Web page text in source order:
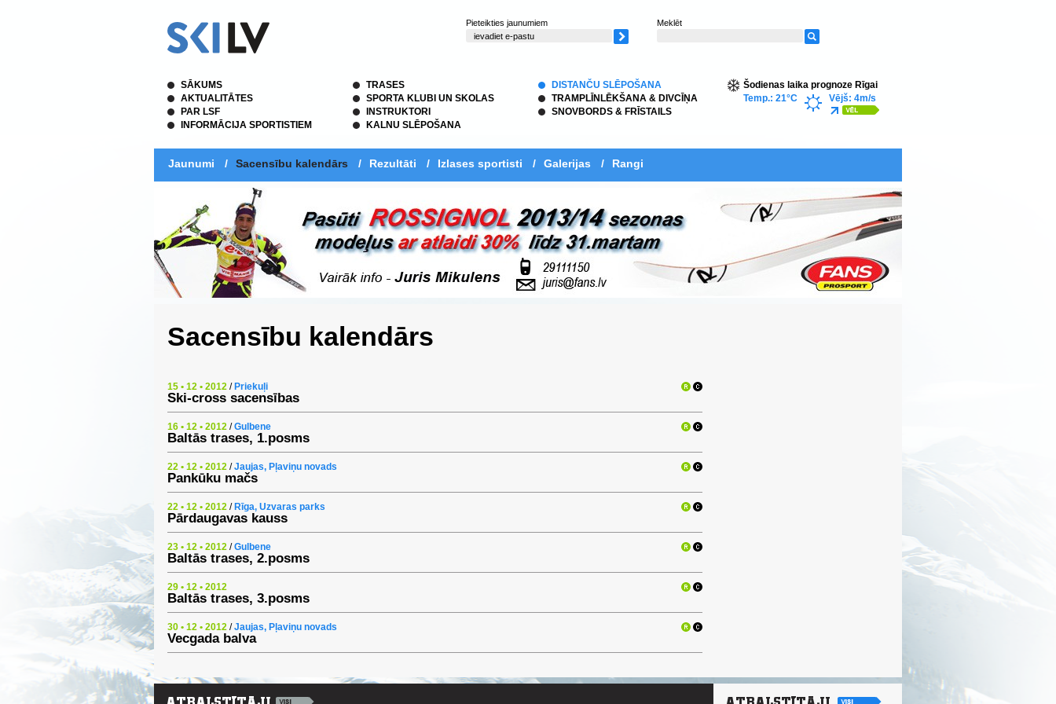
Pieteikties jaunumiem Meklēt
SĀKUMS
AKTUALITĀTES
PAR LSF
INFORMĀCIJA SPORTISTIEM
TRASES
SPORTA KLUBI UN SKOLAS
INSTRUKTORI
KALNU SLĒPOŠANA
DISTANČU SLĒPOŠANA
TRAMPLĪNLĒKŠANA & DIVCĪŅA
SNOVBORDS & FRĪSTAILS
Šodienas laika prognoze Rīgai
Temp.: 21°C
Vējš: 4m/s
Jaunumi / Sacensību kalendārs / Rezultāti / Izlases sportisti / Galerijas / Rangi
Sacensību kalendārs
15 • 12 • 2012 / Priekuļi
Ski-cross sacensības
16 • 12 • 2012 /Gulbene
Baltās trases, 1.posms
22 • 12 • 2012 /Jaujas, Pļaviņu novads
Pankūku mačs
22 • 12 • 2012 / Rīga, Uzvaras parks
Pārdaugavas kauss
23 • 12 • 2012 /Gulbene
Baltās trases, 2.posms
29 • 12 • 2012
Baltās trases, 3.posms
30 • 12 • 2012 /Jaujas, Pļaviņu novads
Vecgada balva